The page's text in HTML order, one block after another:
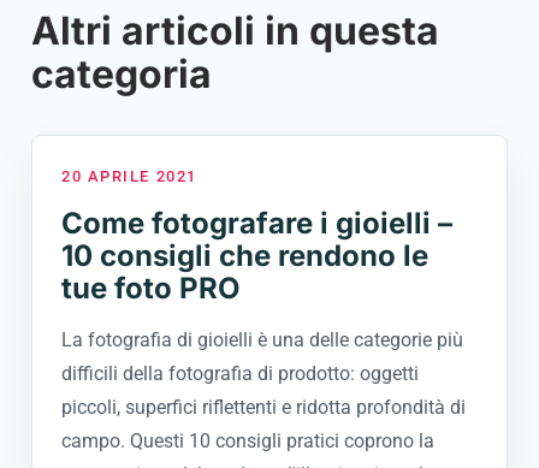
Altri articoli in questa
categoria
20 APRILE 2021
Come fotografare i gioielli –
10 consigli che rendono le
tue foto PRO
La fotografia di gioielli è una delle categorie più
difficili della fotografia di prodotto: oggetti
piccoli, superfici riflettenti e ridotta profondità di
campo. Questi 10 consigli pratici coprono la